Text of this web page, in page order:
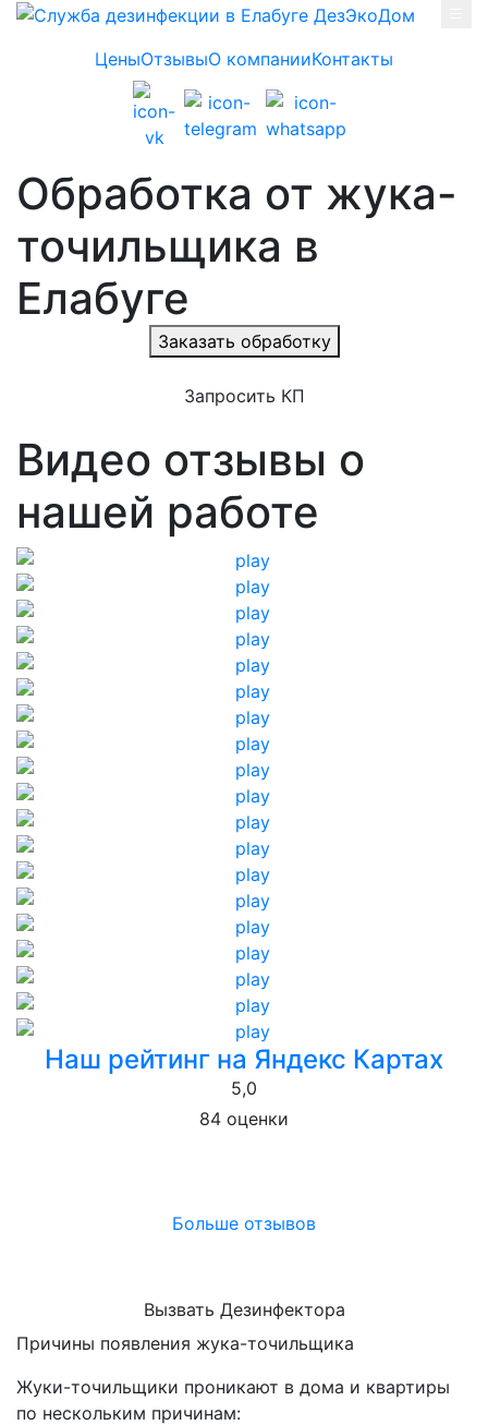
Skip to main content
ЦеныОтзывыО компанииКонтакты
Обработка от жука-
точильщика в
Елабуге
Заказать обработку
Запросить КП
Видео отзывы о
нашей работе
Наш рейтинг на Яндекс Картах
5,0
84 оценки
Больше отзывов
Вызвать Дезинфектора
Причины появления жука-точильщика
Жуки-точильщики проникают в дома и квартиры
по нескольким причинам: